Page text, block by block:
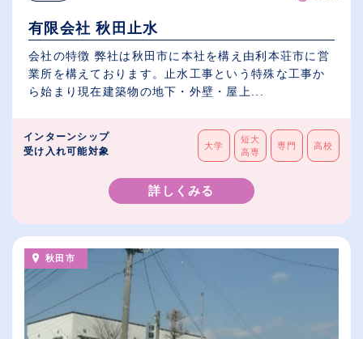
有限会社 秋田止水
会社の特徴 弊社は秋田市に本社を構え由利本荘市に営
業所を構えております。止水工事という特殊な工事か
ら始まり現在建築物の地下・外壁・屋上...
インターンシップ
受け入れ可能対象
大学
短大
高専
専門 高校
詳しくみる
秋田市